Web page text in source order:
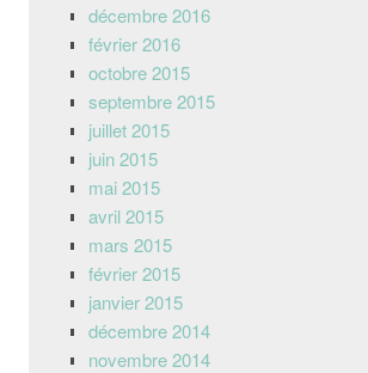
décembre 2016
février 2016
octobre 2015
septembre 2015
juillet 2015
juin 2015
mai 2015
avril 2015
mars 2015
février 2015
janvier 2015
décembre 2014
novembre 2014